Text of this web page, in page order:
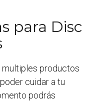
para Disc
multiples productos
cuidar a tu
podrás